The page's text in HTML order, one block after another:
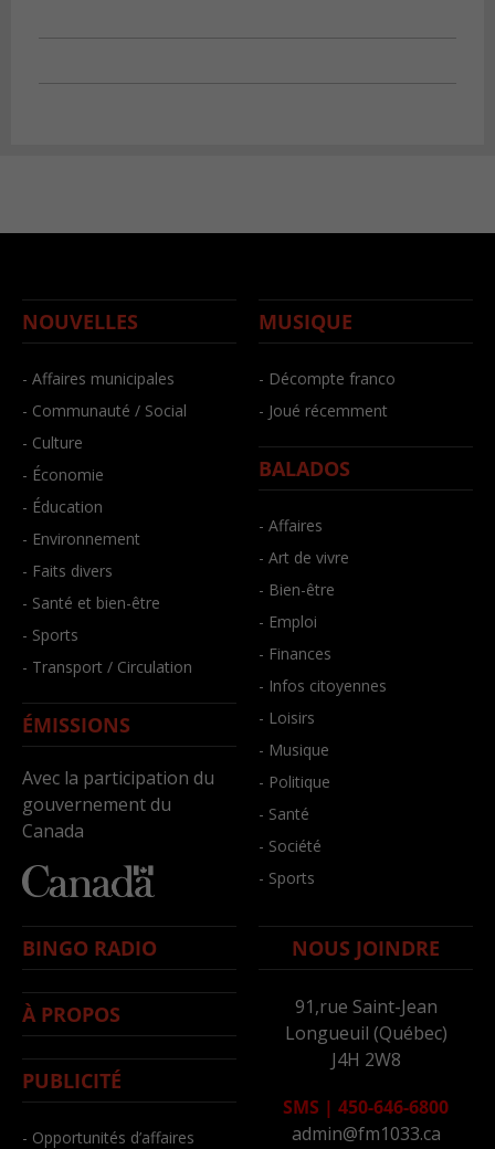
NOUVELLES
- Affaires municipales
- Communauté / Social
- Culture
- Économie
- Éducation
- Environnement
- Faits divers
- Santé et bien-être
- Sports
- Transport / Circulation
ÉMISSIONS
Avec la participation du
gouvernement du
Canada
MUSIQUE
- Décompte franco
- Joué récemment
BALADOS
- Affaires
- Art de vivre
- Bien-être
- Emploi
- Finances
- Infos citoyennes
- Loisirs
- Musique
- Politique
- Santé
- Société
- Sports
BINGO RADIO
À PROPOS
PUBLICITÉ
- Opportunités d’affaires
NOUS JOINDRE
91,rue Saint-Jean
Longueuil (Québec)
J4H 2W8
SMS | 450-646-6800
admin@fm1033.ca